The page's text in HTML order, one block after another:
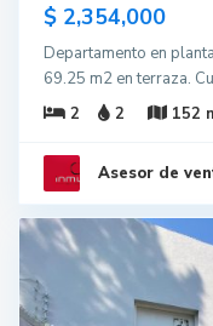
$ 2,354,000
Departamento en
69.25 m2 en terraza.
2
2 152
Asesor de